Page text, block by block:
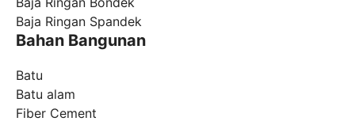
Baja Ringan Spandek
Bahan Bangunan
Batu
Batu alam
Fiber Cement